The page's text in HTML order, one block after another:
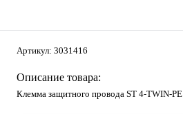
Артикул: 3031416
Описание товара:
Клемма защитного провода ST 4-TWIN-PE